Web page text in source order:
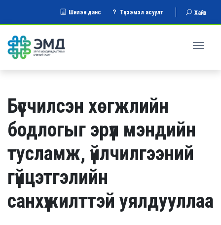
Шилэн данс Түгээмэл асуулт Хайх
Бүсчилсэн хөгжлийн
бодлогыг эрүүл мэндийн
тусламж, үйлчилгээний
гүйцэтгэлийн
санхүүжилттэй уялдууллаа